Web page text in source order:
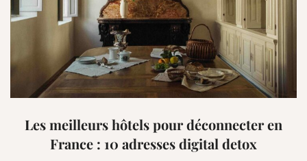
Les meilleurs hôtels pour déconnecter en
France : 10 adresses digital detox